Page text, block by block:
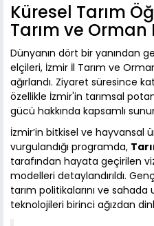
Küresel Tarım
Tarım ve
Dünyanın dört bir yanından
elçileri, İzmir İl Tarım ve
ağırlandı. Ziyaret süresince
özellikle İzmir'in tarımsal
gücü hakkında kapsamlı
İzmir’in bitkisel ve hayvansal
vurgulandığı programda,
tarafından hayata geçirilen
modelleri detaylandırıldı.
tarım politikalarını ve
teknolojileri birinci ağızdan